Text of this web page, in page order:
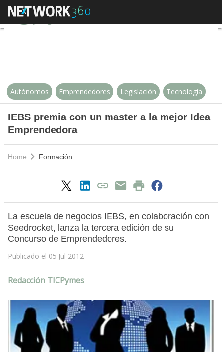
IEBS premia con un master a la
Autónomos Emprendedores Legislación Tecnología
IEBS premia con un master a la mejor Idea
Emprendedora
Home Formación
La escuela de negocios IEBS, en colaboración con
Seedrocket, lanza la tercera edición de su
Concurso de Emprendedores.
Publicado el 05 Jul 2012
Redacción TICPymes